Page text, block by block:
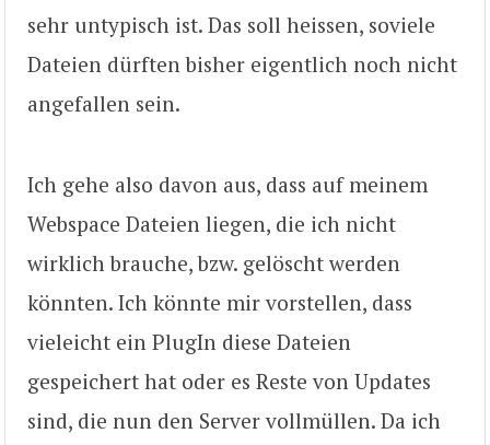
sehr untypisch ist. Das soll heissen, soviele
Dateien dürften bisher eigentlich noch nicht
angefallen sein.
Ich gehe also davon aus, dass auf meinem
Webspace Dateien liegen, die ich nicht
wirklich brauche, bzw. gelöscht werden
könnten. Ich könnte mir vorstellen, dass
vieleicht ein PlugIn diese Dateien
gespeichert hat oder es Reste von Updates
sind, die nun den Server vollmüllen. Da ich